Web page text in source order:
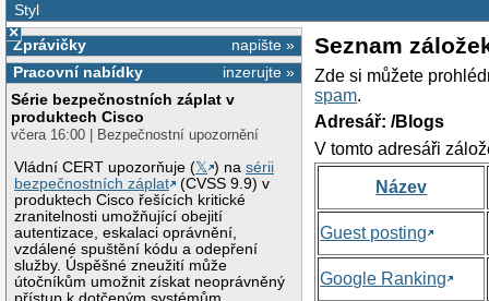
Styl
×
napište »
Zprávičky
inzerujte »
Pracovní nabídky
Série bezpečnostních záplat v
produktech Cisco
včera 16:00 | Bezpečnostní upozornění
Vládní CERT upozorňuje (𝕏 ) nasérii
bezpečnostních záplat
(CVSS 9.9) v
produktech Cisco řešících kritické
zranitelnosti umožňující obejití
autentizace, eskalaci oprávnění,
vzdálené spuštění kódu a odepření
služby. Úspěšné zneužití může
útočníkům umožnit získat neoprávněný
Seznam
Zde si můžete
spam.
Adresář: /Blogs
V tomto adresáři
Název
Guest posting
Google Ranking